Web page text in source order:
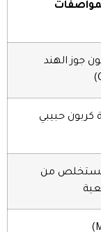
جوز الهند
كربون حبيبي
مستخلص من